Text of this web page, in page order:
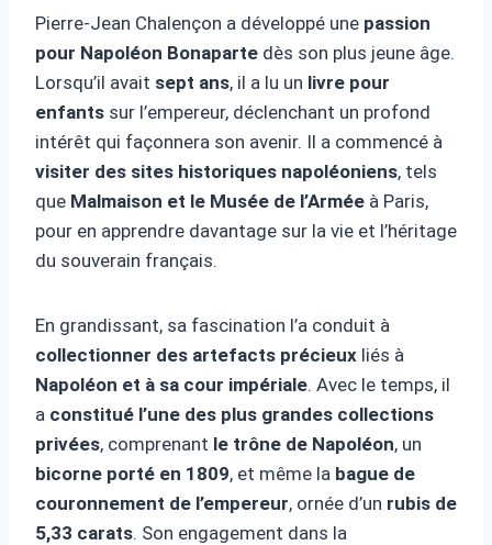
Pierre-Jean Chalençon a développé une passion
pour Napoléon Bonaparte dès son plus jeune âge.
Lorsqu’il avait sept ans, il a lu un livre pour
enfants sur l’empereur, déclenchant un profond
intérêt qui façonnera son avenir. Il a commencé à
visiter des sites historiques napoléoniens, tels
que Malmaison et le Musée de l’Armée à Paris,
pour en apprendre davantage sur la vie et l’héritage
du souverain français.
En grandissant, sa fascination l’a conduit à
collectionner des artefacts précieux liés à
Napoléon et à sa cour impériale. Avec le temps, il
a constitué l’une des plus grandes collections
privées, comprenant le trône de Napoléon, un
bicorne porté en 1809, et même la bague de
couronnement de l’empereur, ornée d’un rubis de
5,33 carats. Son engagement dans la